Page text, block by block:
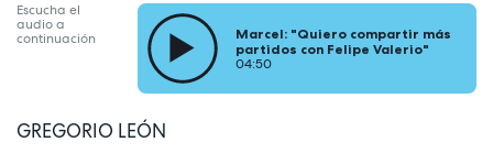
Escucha el
audio a
continuación
Marcel: "Quiero compartir más
partidos con Felipe Valerio"
04:50
GREGORIO LEÓN